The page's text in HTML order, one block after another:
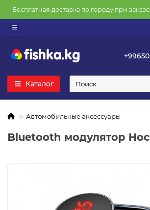
Бесплатная доставка по городу при
Каталог
Автомобильные аксессуары
Bluetooth модулятор